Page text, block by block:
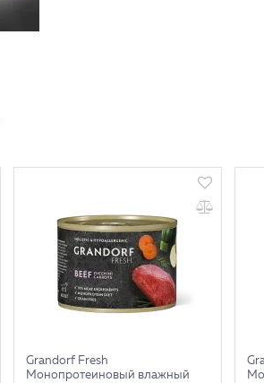
Grandorf Fresh
Монопротеиновый влажный